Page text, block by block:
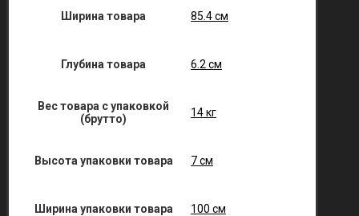
Ширина товара 85.4 см
Глубина товара 6.2 см
Вес товара с упаковкой
(брутто)
14 кг
Высота упаковки товара 7 см
Ширина упаковки товара 100 см